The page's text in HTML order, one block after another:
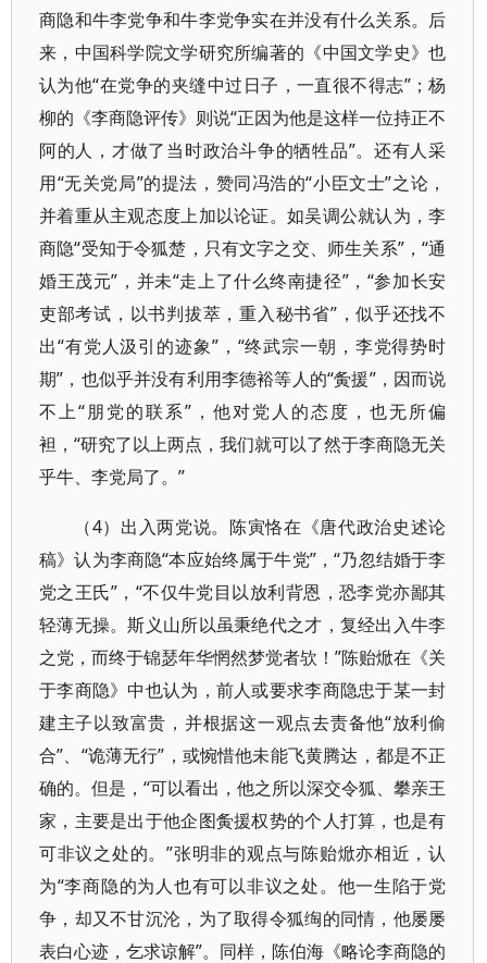
商隐和牛李党争和牛李党争实在并没有什么关系。后
来，中国科学院文学研究所编著的《中国文学史》也
认为他“在党争的夹缝中过日子，一直很不得志”；杨
柳的《李商隐评传》则说“正因为他是这样一位持正不
阿的人，才做了当时政治斗争的牺牲品”。还有人采
用“无关党局”的提法，赞同冯浩的“小臣文士”之论，
并着重从主观态度上加以论证。如吴调公就认为，李
商隐“受知于令狐楚，只有文字之交、师生关系”，“通
婚王茂元”，并未“走上了什么终南捷径”，“参加长安
吏部考试，以书判拔萃，重入秘书省”，似乎还找不
出“有党人汲引的迹象”，“终武宗一朝，李党得势时
期”，也似乎并没有利用李德裕等人的“夤援”，因而说
不上“朋党的联系”，他对党人的态度，也无所偏
袒，“研究了以上两点，我们就可以了然于李商隐无关
乎牛、李党局了。”
（4）出入两党说。陈寅恪在《唐代政治史述论
稿》认为李商隐“本应始终属于牛党”，“乃忽结婚于李
党之王氏”，“不仅牛党目以放利背恩，恐李党亦鄙其
轻薄无操。斯义山所以虽秉绝代之才，复经出入牛李
之党，而终于锦瑟年华惘然梦觉者欤！”陈贻焮在《关
于李商隐》中也认为，前人或要求李商隐忠于某一封
建主子以致富贵，并根据这一观点去责备他“放利偷
合”、“诡薄无行”，或惋惜他未能飞黄腾达，都是不正
确的。但是，“可以看出，他之所以深交令狐、攀亲王
家，主要是出于他企图夤援权势的个人打算，也是有
可非议之处的。”张明非的观点与陈贻焮亦相近，认
为“李商隐的为人也有可以非议之处。他一生陷于党
争，却又不甘沉沦，为了取得令狐绹的同情，他屡屡
表白心迹，乞求谅解”。同样，陈伯海《略论李商隐的